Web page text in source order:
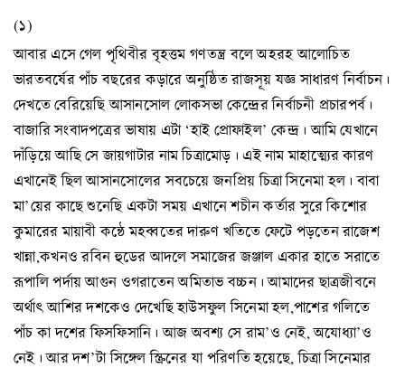
(১)
আবার এসে গেল পৃথিবীর বৃহত্তম গণতন্ত্র বলে অহরহ আলোচিত
ভারতবর্ষের পাঁচ বছরের কড়ারে অনুষ্ঠিত রাজসূয় যজ্ঞ সাধারণ নির্বাচন।
দেখতে বেরিয়েছি আসানসোল লোকসভা কেন্দ্রের নির্বাচনী প্রচারপর্ব।
বাজারি সংবাদপত্রের ভাষায় এটা ‘হাই প্রোফাইল’ কেন্দ্র। আমি যেখানে
দাঁড়িয়ে আছি সে জায়গাটার নাম চিত্রামোড়। এই নাম মাহাত্ম্যের কারণ
এখানেই ছিল আসানসোলের সবচেয়ে জনপ্রিয় চিত্রা সিনেমা হল। বাবা
মা’য়ের কাছে শুনেছি একটা সময় এখানে শচীন কর্তার সুরে কিশোর
কুমারের মায়াবী কন্ঠে মহব্বতের দারুণ খতিতে ফেটে পড়তেন রাজেশ
খান্না,কখনও রবিন হুডের আদলে সমাজের জঞ্জাল একার হাতে সরাতে
রূপালি পর্দায় আগুন ওগরাতেন অমিতাভ বচ্চন। আমাদের ছাত্রজীবনে
অর্থাৎ আশির দশকেও দেখেছি হাউসফুল সিনেমা হল,পাশের গলিতে
পাঁচ কা দশের ফিসফিসানি। আজ অবশ্য সে রাম’ও নেই, অযোধ্যা’ও
নেই। আর দশ’টা সিঙ্গেল স্ক্রিনের যা পরিণতি হয়েছে, চিত্রা সিনেমার